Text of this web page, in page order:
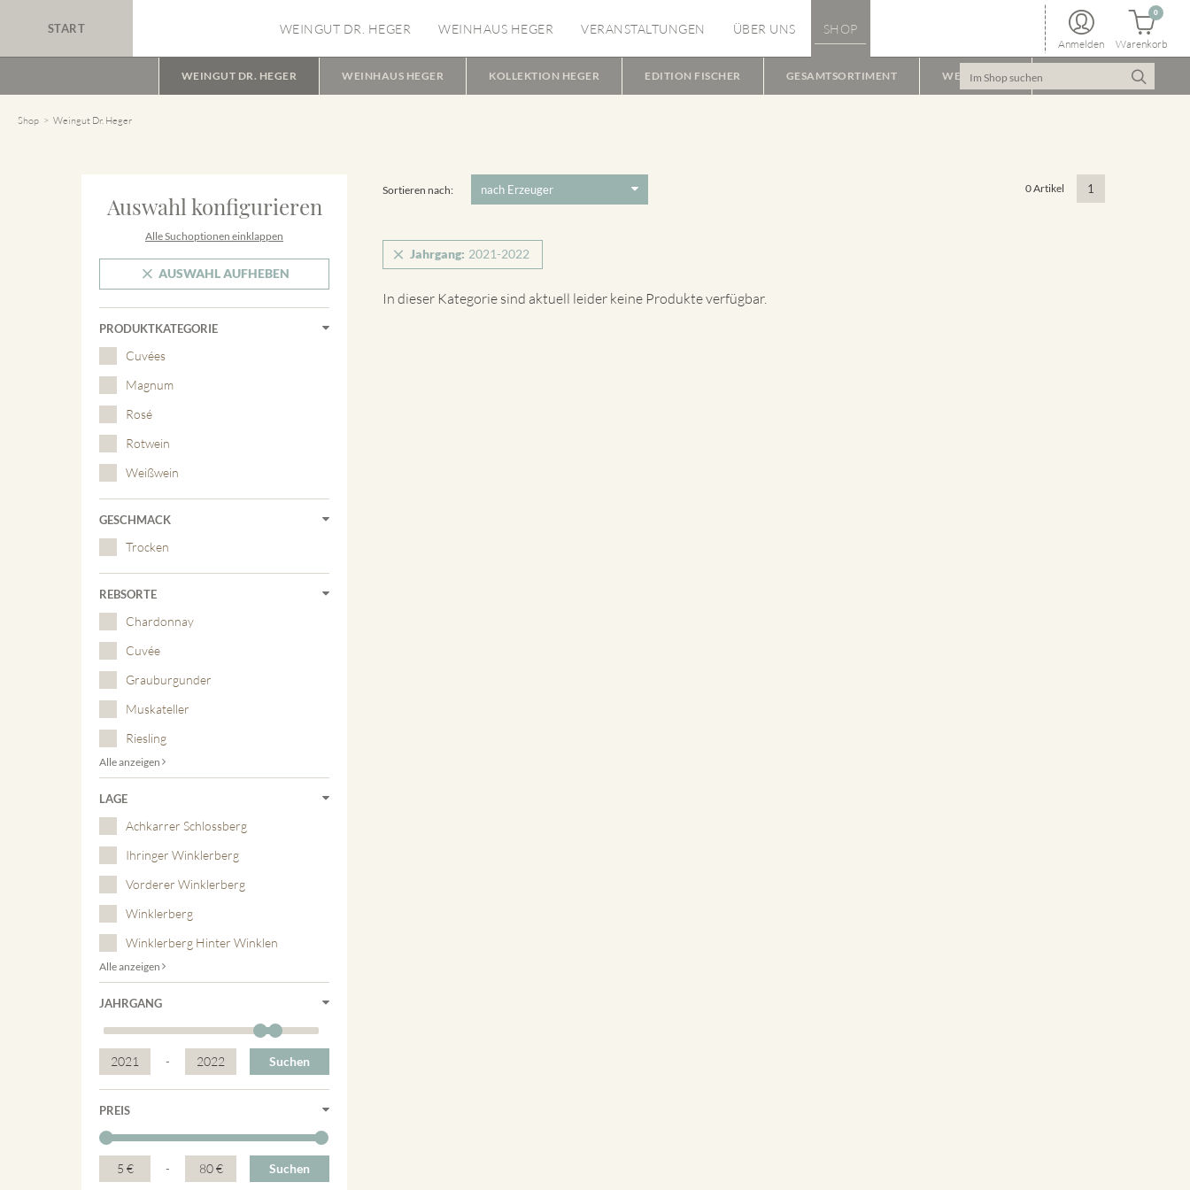
START WEINGUT DR. HEGER WEINHAUS HEGER VERANSTALTUNGEN ÜBER UNS SHOP
Anmelden Warenkorb
0
WEINGUT DR. HEGER WEINHAUS HEGER KOLLEKTION HEGER EDITION FISCHER GESAMTSORTIMENT WEINPAKET
Shop Weingut Dr. Heger
Auswahl konfigurieren
Alle Suchoptionen einklappen
AUSWAHL AUFHEBEN
PRODUKTKATEGORIE
Cuvées
Magnum
Rosé
Rotwein
Weißwein
GESCHMACK
Trocken
REBSORTE
Chardonnay
Cuvée
Grauburgunder
Muskateller
Riesling
Alle anzeigen
LAGE
Achkarrer Schlossberg
Ihringer Winklerberg
Vorderer Winklerberg
Winklerberg
Winklerberg Hinter Winklen
Alle anzeigen
JAHRGANG
2021 - 2022 Suchen
PREIS
5 € - 80 € Suchen
Sortieren nach: 0 Artikel 1
Jahrgang: 2021-2022
In dieser Kategorie sind aktuell leider keine Produkte verfügbar.